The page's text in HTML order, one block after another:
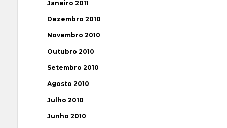
Janeiro 2011
Dezembro 2010
Novembro 2010
Outubro 2010
Setembro 2010
Agosto 2010
Julho 2010
Junho 2010